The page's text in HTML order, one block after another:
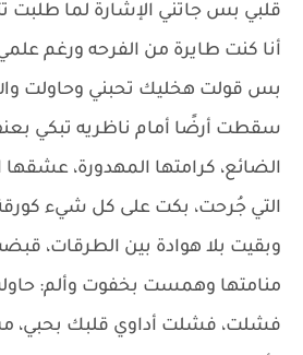
قلبي بس جاتني الإشارة لما طلبت
أنا كنت طايرة من الفرحه ورغم
بس قولت هخليك تحبني وحاولت
سقطت أرضًا أمام ناظريه تبكي
الضائع، كرامتها المهدورة، عشقها
التي جُرحت، بكت على كل شيء
وبقيت بلا هوادة بين الطرقات،
منامتها وهمست بخفوت وألم:
فشلت، فشلت أداوي قلبك